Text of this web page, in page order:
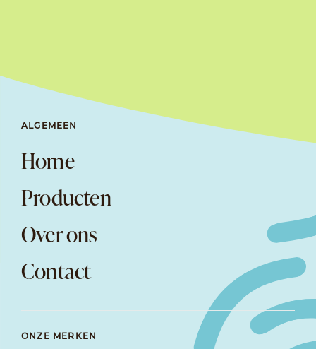
ALGEMEEN
Home
Producten
Over ons
Contact
ONZE MERKEN